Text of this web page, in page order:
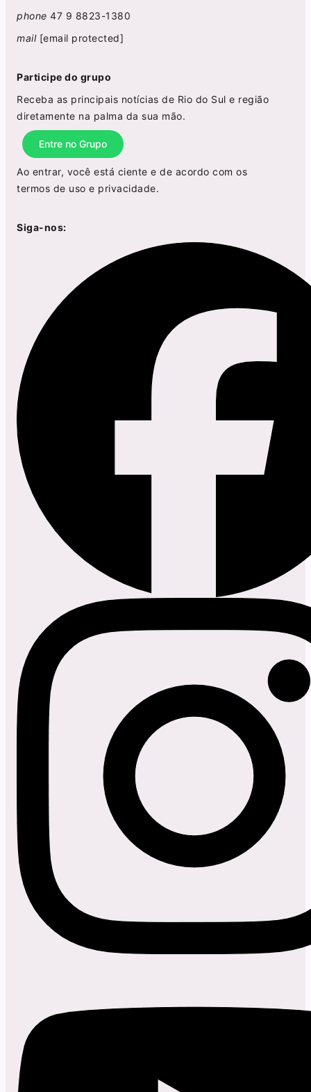
phone 47 9 8823-1380
mail [email protected]
Participe do grupo
Receba as principais notícias de Rio do Sul e região
diretamente na palma da sua mão.
Entre no Grupo
Ao entrar, você está ciente e de acordo com os
termos de uso e privacidade.
Siga-nos: